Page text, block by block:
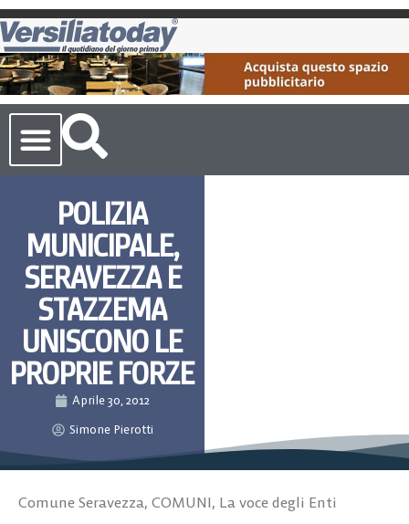
POLIZIA
MUNICIPALE,
SERAVEZZA E
STAZZEMA
UNISCONO LE
PROPRIE FORZE
Aprile 30, 2012
Simone Pierotti
Comune Seravezza, COMUNI, La voce degli Enti